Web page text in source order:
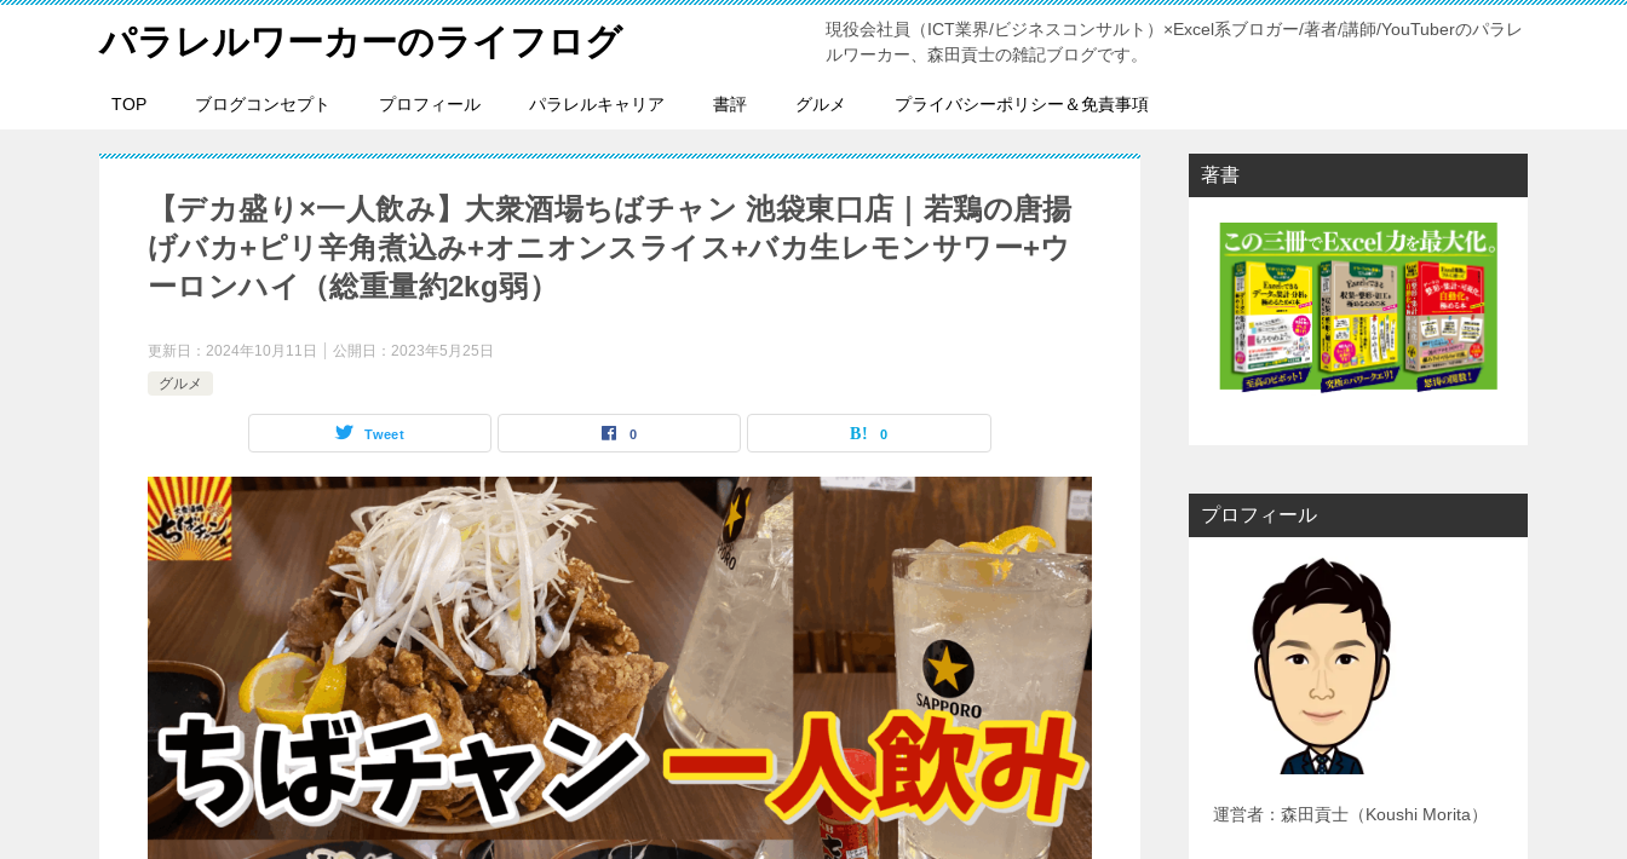
パラレルワーカーのライフログ
現役会社員（ICT業界/ビジネスコンサルト）×Excel系ブロガー/著者/講師/YouTuberのパラレ
ルワーカー、森田貢士の雑記ブログです。
TOP ブログコンセプト プロフィール パラレルキャリア 書評 グルメ プライバシーポリシー＆免責事項
【デカ盛り×一人飲み】大衆酒場ちばチャン 池袋東口店｜若鶏の唐揚
げバカ+ピリ辛角煮込み+オニオンスライス+バカ生レモンサワー+ウ
ーロンハイ（総重量約2kg弱）
更新日： 2024年10月11日 公開日： 2023年5月25日
グルメ
Tweet 0 0
著書
プロフィール
運営者：森田貢士（Koushi Morita）